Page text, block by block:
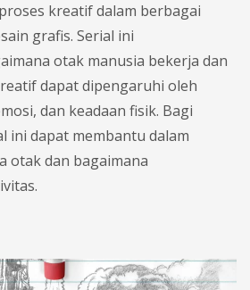
kreatif dalam berbagai
grafis. Serial ini
otak manusia bekerja dan
dapat dipengaruhi oleh
dan keadaan fisik. Bagi
ini dapat membantu dalam
otak dan bagaimana